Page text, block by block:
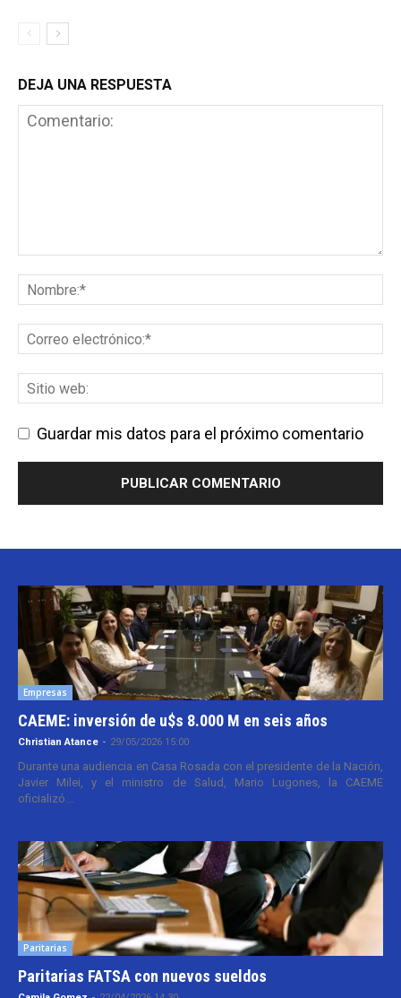
DEJA UNA RESPUESTA
Guardar mis datos para el próximo comentario
Empresas
CAEME: inversión de u$s 8.000 M en seis años
Christian Atance - 29/05/2026 15:00
Durante una audiencia en Casa Rosada con el presidente de la Nación,
Javier Milei, y el ministro de Salud, Mario Lugones, la CAEME
oficializó...
Paritarias
Paritarias FATSA con nuevos sueldos